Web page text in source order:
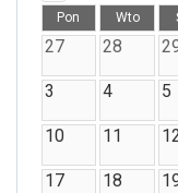
Pon Wto
27 28
3 4 5
10 11
17 18